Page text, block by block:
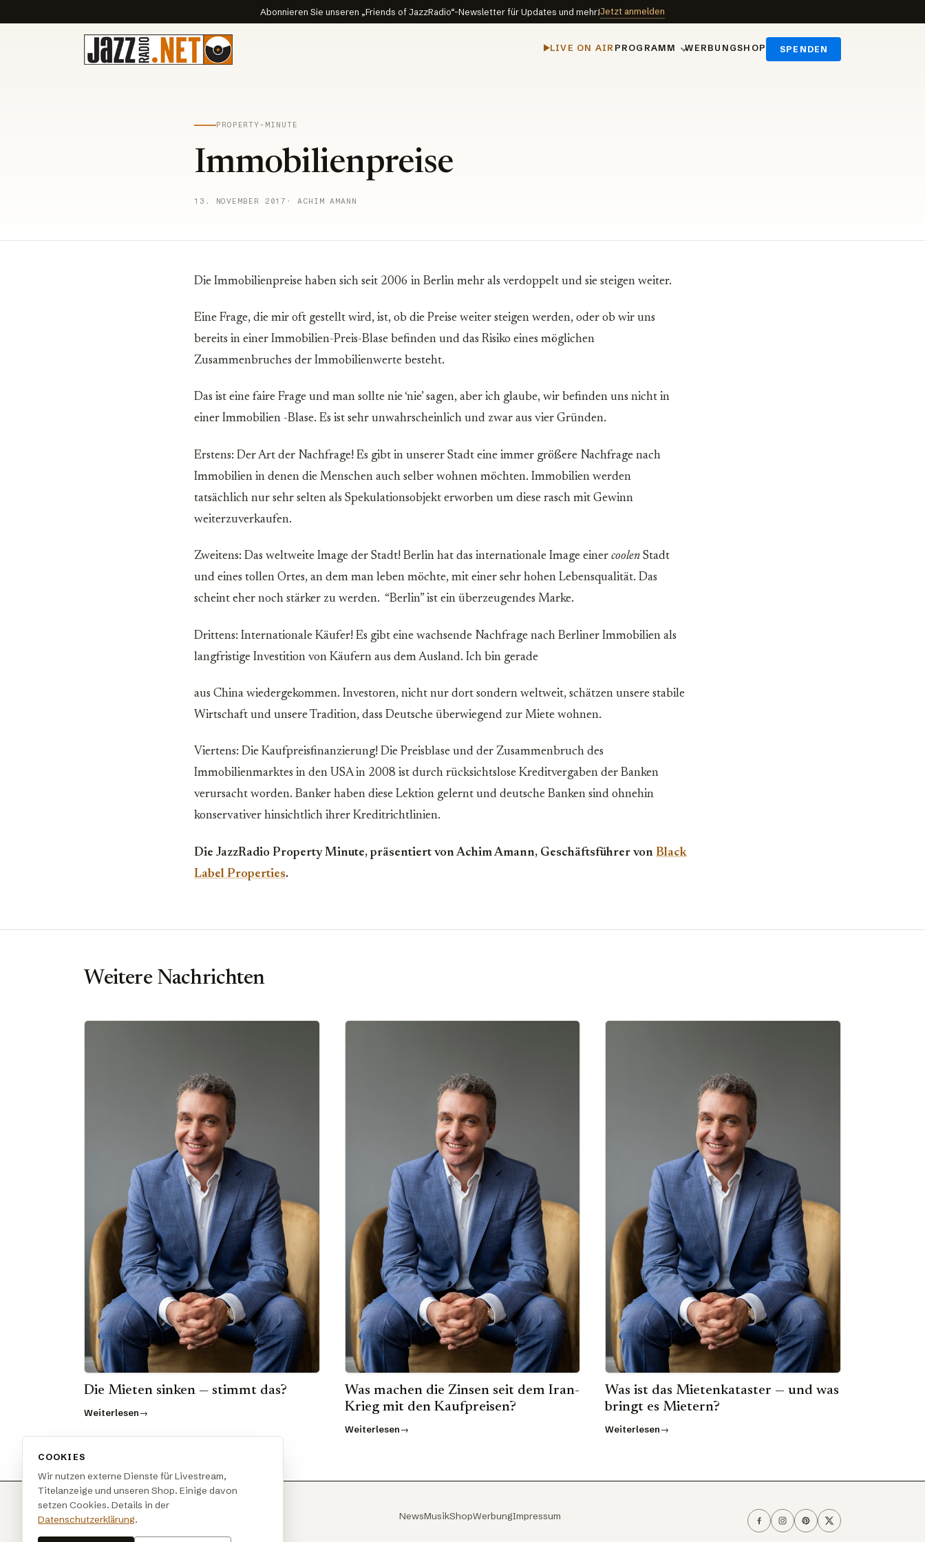
Abonnieren Sie unseren „Friends of JazzRadio“-Newsletter für Updates und mehr!Jetzt anmelden
LIVE ON AIR PROGRAMM WERBUNGSHOP SPENDEN
PROPERTY-MINUTE
Immobilienpreise
13. NOVEMBER 2017 · ACHIM AMANN
Die Immobilienpreise haben sich seit 2006 in Berlin mehr als verdoppelt und sie steigen weiter.
Eine Frage, die mir oft gestellt wird, ist, ob die Preise weiter steigen werden, oder ob wir uns
bereits in einer Immobilien-Preis-Blase befinden und das Risiko eines möglichen
Zusammenbruches der Immobilienwerte besteht.
Das ist eine faire Frage und man sollte nie ‘nie’ sagen, aber ich glaube, wir befinden uns nicht in
einer Immobilien -Blase. Es ist sehr unwahrscheinlich und zwar aus vier Gründen.
Erstens: Der Art der Nachfrage! Es gibt in unserer Stadt eine immer größere Nachfrage nach
Immobilien in denen die Menschen auch selber wohnen möchten. Immobilien werden
tatsächlich nur sehr selten als Spekulationsobjekt erworben um diese rasch mit Gewinn
weiterzuverkaufen.
Zweitens: Das weltweite Image der Stadt! Berlin hat das internationale Image einer coolen Stadt
und eines tollen Ortes, an dem man leben möchte, mit einer sehr hohen Lebensqualität. Das
scheint eher noch stärker zu werden. “Berlin” ist ein überzeugendes Marke.
Drittens: Internationale Käufer! Es gibt eine wachsende Nachfrage nach Berliner Immobilien als
langfristige Investition von Käufern aus dem Ausland. Ich bin gerade
aus China wiedergekommen. Investoren, nicht nur dort sondern weltweit, schätzen unsere stabile
Wirtschaft und unsere Tradition, dass Deutsche überwiegend zur Miete wohnen.
Viertens: Die Kaufpreisfinanzierung! Die Preisblase und der Zusammenbruch des
Immobilienmarktes in den USA in 2008 ist durch rücksichtslose Kreditvergaben der Banken
verursacht worden. Banker haben diese Lektion gelernt und deutsche Banken sind ohnehin
konservativer hinsichtlich ihrer Kreditrichtlinien.
Die JazzRadio Property Minute, präsentiert von Achim Amann, Geschäftsführer von Black
Label Properties.
Weitere Nachrichten
Die Mieten sinken — stimmt das?
Weiterlesen
Was machen die Zinsen seit dem Iran-
Krieg mit den Kaufpreisen?
Weiterlesen
Was ist das Mietenkataster — und was
bringt es Mietern?
Weiterlesen
NewsMusikShopWerbungImpressum
COOKIES
Wir nutzen externe Dienste für Livestream,
Titelanzeige und unseren Shop. Einige davon
setzen Cookies. Details in der
Datenschutzerklärung.